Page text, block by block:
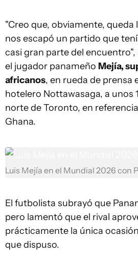
"Creo que, obviamente, queda
nos escapó un partido que
casi gran parte del
el jugador panameño Mejía,
africanos, en rueda de prensa
hotelero Nottawasaga, a unos
norte de Toronto, en
Ghana.
Luis Mejía en el Mundial 2026 con
El futbolista subrayó que
pero lamentó que el rival
prácticamente la única
que dispuso.